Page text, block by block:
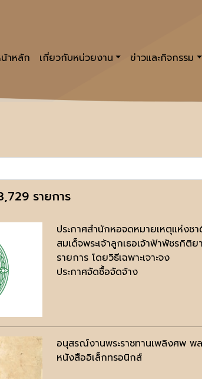
าหลัก เกี่ยวกับหน่วยงาน ข่าวและกิจกรรม
รายการ
ประกาศสำนักหอจดหมายเหตุแห่งชา
สมเด็จพระเจ้าลูกเธอเจ้าฟ้าพัชรกิ
รายการ โดยวิธีเฉพาะเจาะจง
ประกาศจัดซื้อจัดจ้าง
อนุสรณ์งานพระราชทานเพลิงศพ
หนังสืออิเล็กทรอนิกส์